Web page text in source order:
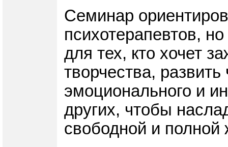
Семинар
психотерапевтов,
для тех, кто хочет
творчества,
эмоционального и
других, чтобы
свободной и полной